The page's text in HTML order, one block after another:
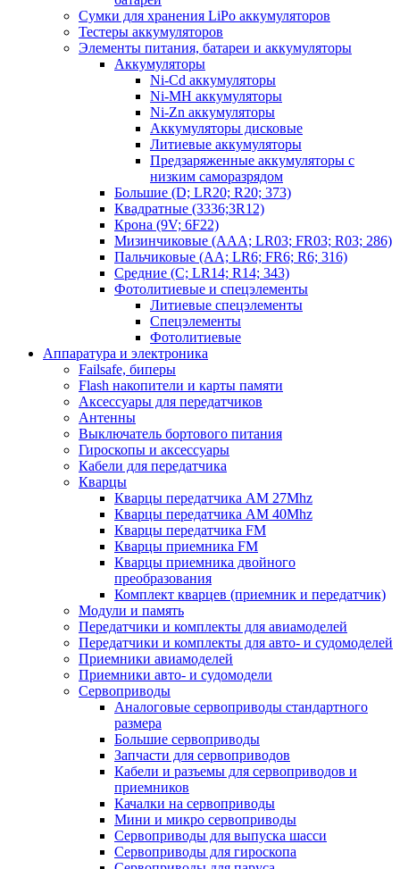
Сумки для хранения LiPo аккумуляторов
Тестеры аккумуляторов
Элементы питания, батареи и аккумуляторы
Аккумуляторы
Ni-Cd аккумуляторы
Ni-MH аккумуляторы
Ni-Zn аккумуляторы
Аккумуляторы дисковые
Литиевые аккумуляторы
Предзаряженные аккумуляторы с
низким саморазрядом
Большие (D; LR20; R20; 373)
Квадратные (3336;3R12)
Крона (9V; 6F22)
Мизинчиковые (AAA; LR03; FR03; R03; 286)
Пальчиковые (AA; LR6; FR6; R6; 316)
Средние (C; LR14; R14; 343)
Фотолитиевые и спецэлементы
Литиевые спецэлементы
Спецэлементы
Фотолитиевые
Аппаратура и электроника
Failsafe, биперы
Flash накопители и карты памяти
Аксессуары для передатчиков
Антенны
Выключатель бортового питания
Гироскопы и аксессуары
Кабели для передатчика
Кварцы
Кварцы передатчика AM 27Mhz
Кварцы передатчика AM 40Mhz
Кварцы передатчика FM
Кварцы приемника FM
Кварцы приемника двойного
преобразования
Комплект кварцев (приемник и передатчик)
Модули и память
Передатчики и комплекты для авиамоделей
Передатчики и комплекты для авто- и судомоделей
Приемники авиамоделей
Приемники авто- и судомодели
Сервоприводы
Аналоговые сервоприводы стандартного
размера
Большие сервоприводы
Запчасти для сервоприводов
Кабели и разъемы для сервоприводов и
приемников
Качалки на сервоприводы
Мини и микро сервоприводы
Сервоприводы для выпуска шасси
Сервоприводы для гироскопа